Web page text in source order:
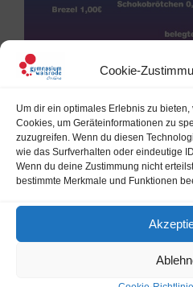
Cookie-
Um dir ein optimales Erlebnis zu
Cookies, um Geräteinformationen zu
zuzugreifen. Wenn du diesen
wie das Surfverhalten oder eindeutige
Wenn du deine Zustimmung nicht
bestimmte Merkmale und Funktionen